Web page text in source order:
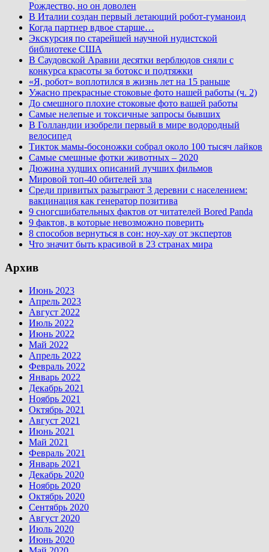
Рождество, но он доволен
В Италии создан первый летающий робот-гуманоид
Когда партнер вдвое старше…
Экскурсия по старейшей научной нудистской
библиотеке США
В Саудовской Аравии десятки верблюдов сняли с
конкурса красоты за ботокс и подтяжки
«Я, робот» воплотился в жизнь лет на 15 раньше
Ужасно прекрасные стоковые фото нашей работы (ч. 2)
До смешного плохие стоковые фото вашей работы
Самые нелепые и токсичные запросы бывших
В Голландии изобрели первый в мире водородный
велосипед
Тикток мамы-босоножки собрал около 100 тысяч лайков
Самые смешные фотки животных – 2020
Дюжина худших описаний лучших фильмов
Мировой топ-40 обителей зла
Среди привитых разыграют 3 деревни с населением:
вакцинация как генератор позитива
9 сногсшибательных фактов от читателей Bored Panda
9 фактов, в которые невозможно поверить
8 способов вернуться в сон: ноу-хау от экспертов
Что значит быть красивой в 23 странах мира
Архив
Июнь 2023
Апрель 2023
Август 2022
Июль 2022
Июнь 2022
Май 2022
Апрель 2022
Февраль 2022
Январь 2022
Декабрь 2021
Ноябрь 2021
Октябрь 2021
Август 2021
Июнь 2021
Май 2021
Февраль 2021
Январь 2021
Декабрь 2020
Ноябрь 2020
Октябрь 2020
Сентябрь 2020
Август 2020
Июль 2020
Июнь 2020